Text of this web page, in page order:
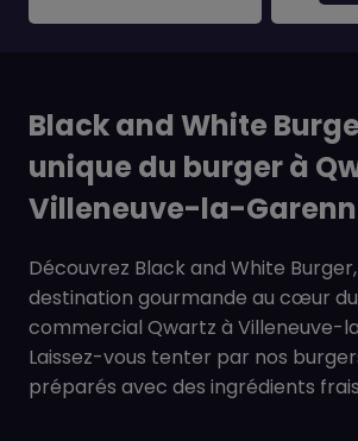
Black and White
unique du burger à
Villeneuve-la-
Découvrez Black and White
destination gourmande au cœur
commercial Qwartz à Villeneuve-
Laissez-vous tenter par nos
préparés avec des ingrédients